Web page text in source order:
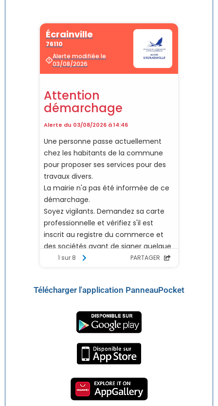
Télécharger l'application PanneauPocket